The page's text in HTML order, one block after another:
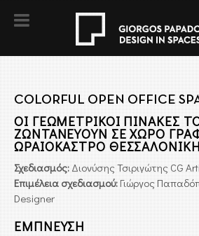
COLORFUL OPEN OFFICE
ΟΙ ΓΕΩΜΕΤΡΙΚΟΙ ΠΙΝΑΚΕΣ
ΖΩΝΤΑΝΕΥΟΥΝ ΣΕ ΧΩΡΟ
ΩΡΑΙΟΚΑΣΤΡΟ
Σχεδιασμός:Διονύσης Τσιριγώτης CG
Επιμέλεια σχεδιασμού:Γιώργος
Designer
ΕΜΠΝΕΥΣΗ